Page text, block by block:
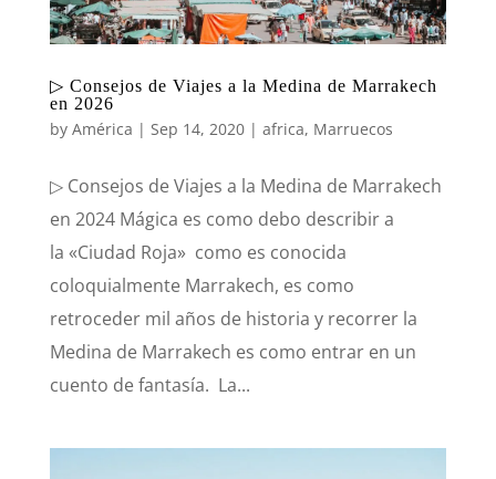
▷ Consejos de Viajes a la Medina de Marrakech
en 2026
by América | Sep 14, 2020| africa, Marruecos
▷ Consejos de Viajes a la Medina de Marrakech
en 2024 Mágica es como debo describir a
la «Ciudad Roja» como es conocida
coloquialmente Marrakech, es como
retroceder mil años de historia y recorrer la
Medina de Marrakech es como entrar en un
cuento de fantasía. La...